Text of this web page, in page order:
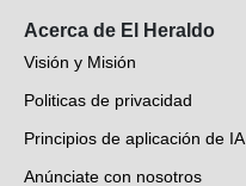
Acerca de El Heraldo
Visión y Misión
Politicas de privacidad
Principios de aplicación de IA
Anúnciate con nosotros